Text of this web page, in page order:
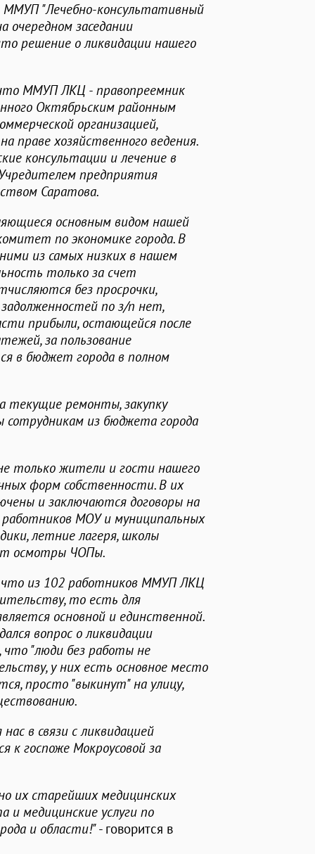
"Лечебно-консультативный
очередном заседании
решение о ликвидации нашего
ММУП ЛКЦ - правопреемник
Октябрьским районным
организацией,
праве хозяйственного ведения.
консультации и лечение в
предприятия
Саратова.
основным видом нашей
по экономике города. В
из самых низких в нашем
только за счет
без просрочки,
по з/п нет,
прибыли, остающейся после
за пользование
в бюджет города в полном
текущие ремонты, закупку
сотрудникам из бюджета города
только жители и гости нашего
форм собственности. В их
и заключаются договоры на
МОУ и муниципальных
летние лагеря, школы
осмотры ЧОПы.
из 102 работников ММУП ЛКЦ
то есть для
основной и единственной.
вопрос о ликвидации
что "люди без работы не
у них есть основное место
просто "выкинут" на улицу,
в связи с ликвидацией
к госпоже Мокроусовой за
их старейших медицинских
и медицинские услуги по
и области!"- говорится в